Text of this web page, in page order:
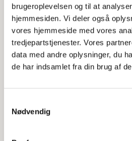
brugeroplevelsen og til at
hjemmesiden. Vi deler også
vores hjemmeside med vores
tredjepartstjenester. Vores
data med andre oplysninger, du
de har indsamlet fra din brug af
Nødvendig
Projektet handler om at gøre
levende og tilgængelig for alle –
og dem, der bare går forbi.
Projektet, som er skabt af David
Frederiksbergfonden, skal
historie og skabe nye,
Her finder du de